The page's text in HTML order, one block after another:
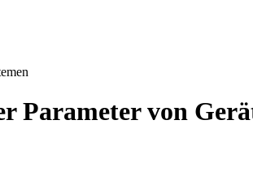
Parameter von